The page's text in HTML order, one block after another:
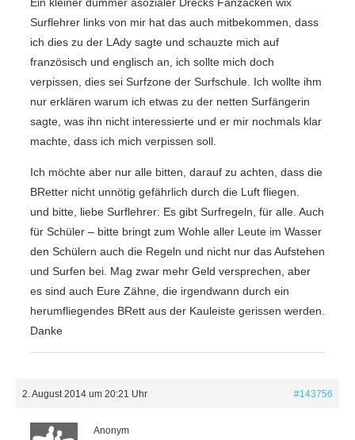
Surflehrer links von mir hat das auch mitbekommen, dass
ich dies zu der LAdy sagte und schauzte mich auf
französisch und englisch an, ich sollte mich doch
verpissen, dies sei Surfzone der Surfschule. Ich wollte ihm
nur erklären warum ich etwas zu der netten Surfängerin
sagte, was ihn nicht interessierte und er mir nochmals klar
machte, dass ich mich verpissen soll.
Ich möchte aber nur alle bitten, darauf zu achten, dass die
BRetter nicht unnötig gefährlich durch die Luft fliegen.
und bitte, liebe Surflehrer: Es gibt Surfregeln, für alle. Auch
für Schüler – bitte bringt zum Wohle aller Leute im Wasser
den Schülern auch die Regeln und nicht nur das Aufstehen
und Surfen bei. Mag zwar mehr Geld versprechen, aber
es sind auch Eure Zähne, die irgendwann durch ein
herumfliegendes BRett aus der Kauleiste gerissen werden.
Danke
2. August 2014 um 20:21 Uhr #143756
Anonym